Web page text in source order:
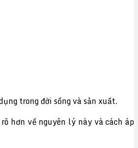
trong đời sống và sản xuất.
hơn về nguyên lý này và cách áp